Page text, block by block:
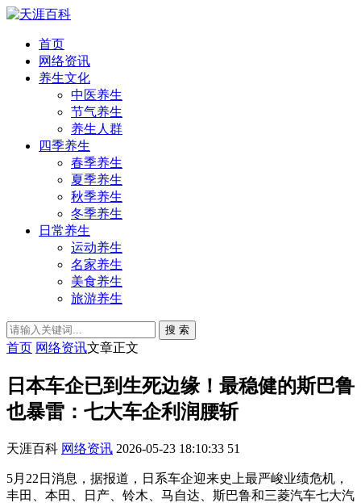
首页
网络资讯
养生文化
中医养生
节气养生
养生人群
四季养生
春季养生
夏季养生
秋季养生
冬季养生
日常养生
运动养生
名家养生
美食养生
旅游养生
搜 索
首页 网络资讯文章正文
日本车企已到生死边缘！最稳健的斯巴鲁
也暴雷：七大车企利润腰斩
天涯百科 网络资讯 2026-05-23 18:10:33 51
5月22日消息，据报道，日系车企迎来史上最严峻业绩危机，
丰田、本田、日产、铃木、马自达、斯巴鲁和三菱汽车七大汽